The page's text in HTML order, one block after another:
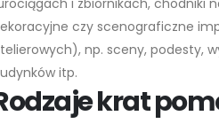
i zbiornikach, chodniki
czy scenograficzne
np. sceny, podesty,
itp.
krat